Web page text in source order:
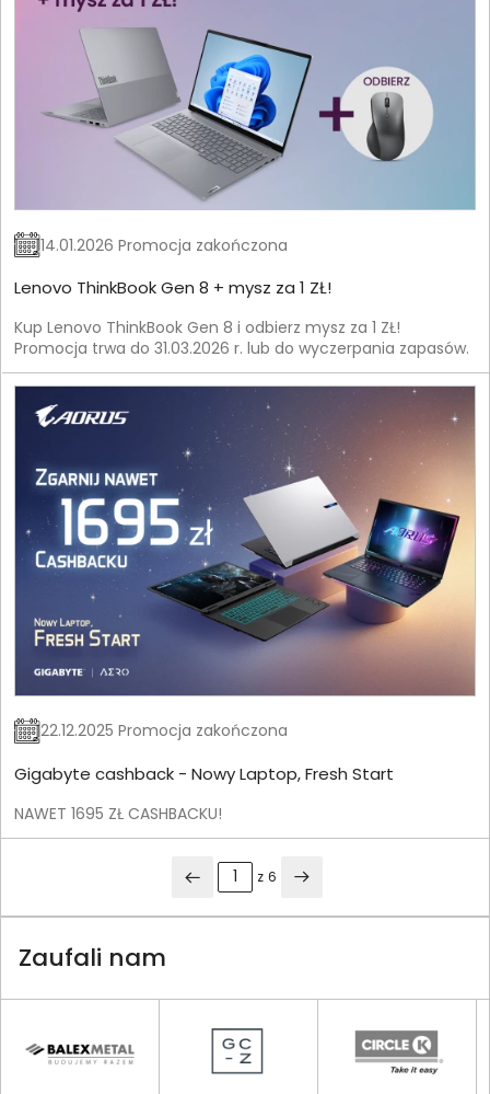
14.01.2026 Promocja zakończona
Lenovo ThinkBook Gen 8 + mysz za 1 ZŁ!
Kup Lenovo ThinkBook Gen 8 i odbierz mysz za 1 ZŁ!
Promocja trwa do 31.03.2026 r. lub do wyczerpania zapasów.
22.12.2025 Promocja zakończona
Gigabyte cashback - Nowy Laptop, Fresh Start
NAWET 1695 ZŁ CASHBACKU!
z 6
Zaufali nam